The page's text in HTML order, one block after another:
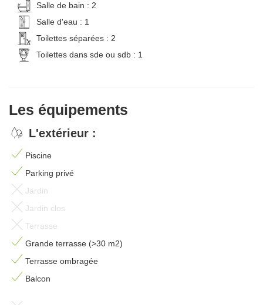
Salle de bain : 2
Salle d'eau : 1
Toilettes séparées : 2
Toilettes dans sde ou sdb : 1
Les équipements
L'extérieur :
Piscine
Parking privé
Jardin
Jardin clos
Terrasse
Grande terrasse (>30 m2)
Terrasse ombragée
Balcon